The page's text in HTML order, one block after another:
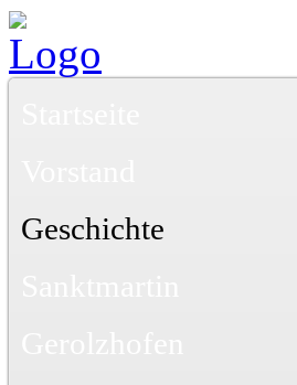
Geschichte